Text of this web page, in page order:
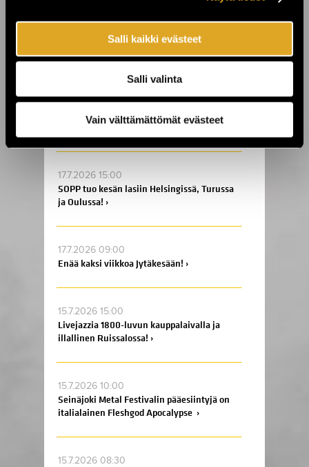
Salli kaikki evästeet
Salli valinta
Vain välttämättömät evästeet
22.7.2026 10:00
Laid Back tuo “Sunshine Reggae” -
tunnelman Finlandia-taloon ›
21.7.2026 10:00
Billnäsin ruukin kesä jatkuu! ›
17.7.2026 15:00
SOPP tuo kesän lasiin Helsingissä, Turussa
ja Oulussa! ›
17.7.2026 09:00
Enää kaksi viikkoa Jytäkesään! ›
15.7.2026 15:00
Livejazzia 1800-luvun kauppalaivalla ja
illallinen Ruissalossa! ›
15.7.2026 10:00
Seinäjoki Metal Festivalin pääesiintyjä on
italialainen Fleshgod Apocalypse ›
15.7.2026 08:30